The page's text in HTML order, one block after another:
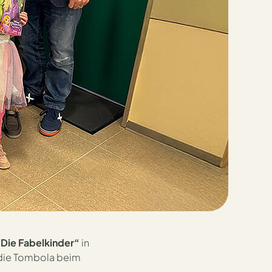
Fabelkinder“ in
Tombola beim